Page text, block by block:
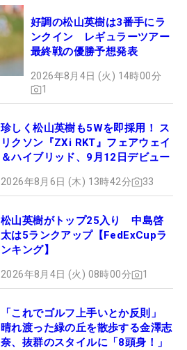
好調の松山英樹は3番手にラ
ンクイン レギュラーツアー
最終戦の優勝予想発表
2026年8月4日 (火) 14時00分
1
珍しく松山英樹も5Wを即採用！ ス
リクソン『ZXi RKT』フェアウェイ
＆ハイブリッド、9月12日デビュー
2026年8月6日 (木) 13時42分 33
松山英樹がトップ25入り 中島啓
太は5ランクアップ【FedExCupラ
ンキング】
2026年8月4日 (火) 08時00分 1
「これでゴルフ上手いとか反則」
晴れ渡った緑の丘を散歩する金澤志
奈、抜群のスタイルに「8頭身！」